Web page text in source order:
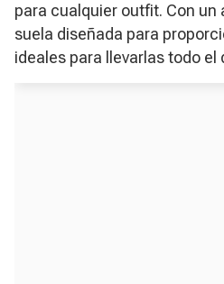
para cualquier outfit. Con un
suela diseñada para
ideales para llevarlas todo el